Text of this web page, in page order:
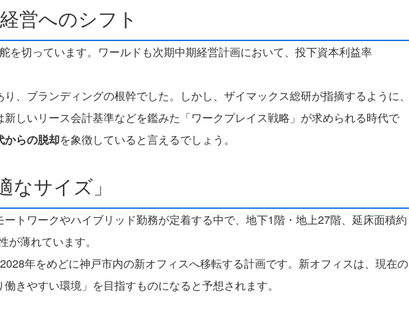
営へのシフト
を切っています。ワールドも次期中期経営計画において、投下資本利益率
、ブランディングの根幹でした。しかし、ザイマックス総研が指摘するように、
しいリース会計基準などを鑑みた「ワークプレイス戦略」が求められる時代で
からの脱却を象徴していると言えるでしょう。
サイズ」
トワークやハイブリッド勤務が定着する中で、地下1階・地上27階、延床面積約
薄れています。
年をめどに神戸市内の新オフィスへ移転する計画です。新オフィスは、現在の
きやすい環境」を目指すものになると予想されます。